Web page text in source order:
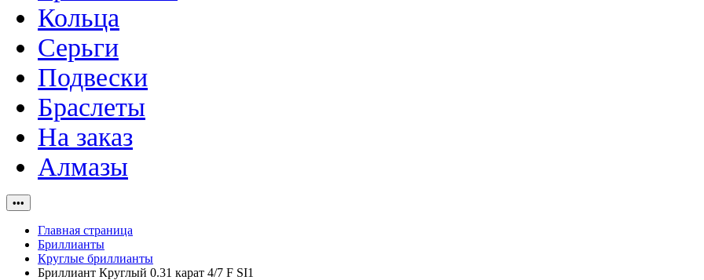
Кольца
Серьги
Подвески
Браслеты
На заказ
Алмазы
•••
Главная страница
Бриллианты
Круглые бриллианты
Бриллиант Круглый 0.31 карат 4/7 F SI1